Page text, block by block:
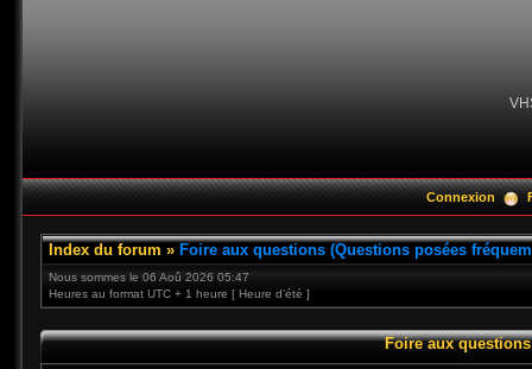
Connexion
Index du forum » Foire aux questions (Questions posées
Nous sommes le 06 Aoû 2026 05:47
Heures au format UTC + 1 heure [ Heure d’été ]
Foire aux